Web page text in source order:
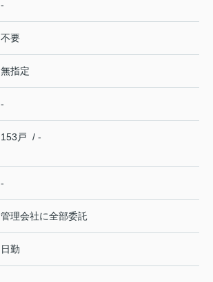
-
不要
無指定
-
153戸 / -
-
管理会社に全部委託
日勤